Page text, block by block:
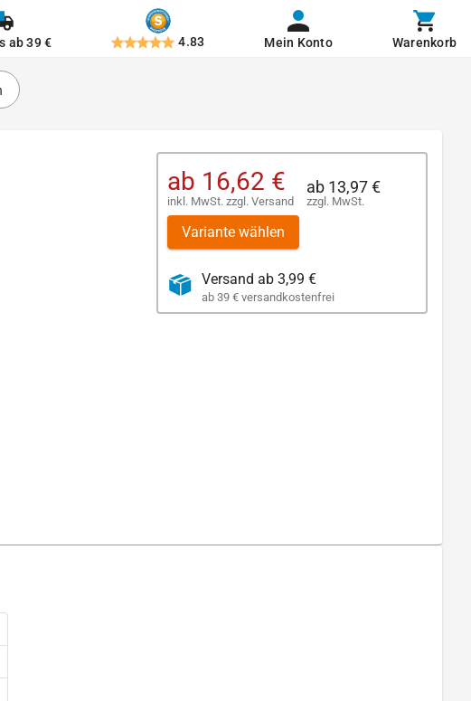
ab 39 € 4.83 Mein Konto Warenkorb
ab 16,62 €
inkl. MwSt. zzgl. Versand
ab 13,97 €
zzgl. MwSt.
Variante wählen
Versand ab 3,99 €
ab 39 € versandkostenfrei